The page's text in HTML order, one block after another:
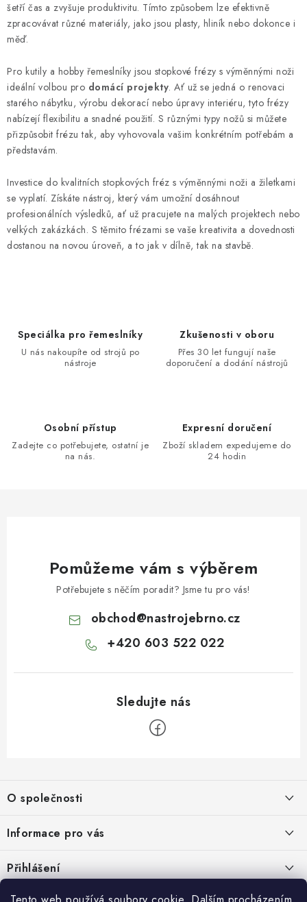
šetří čas a zvyšuje produktivitu. Tímto způsobem lze efektivně
zpracovávat různé materiály, jako jsou plasty, hliník nebo dokonce i
měď.
Pro kutily a hobby řemeslníky jsou stopkové frézy s výměnnými noži
ideální volbou pro domácí projekty. Ať už se jedná o renovaci
starého nábytku, výrobu dekorací nebo úpravy interiéru, tyto frézy
nabízejí flexibilitu a snadné použití. S různými typy nožů si můžete
přizpůsobit frézu tak, aby vyhovovala vašim konkrétním potřebám a
představám.
Investice do kvalitních stopkových fréz s výměnnými noži a žiletkami
se vyplatí. Získáte nástroj, který vám umožní dosáhnout
profesionálních výsledků, ať už pracujete na malých projektech nebo
velkých zakázkách. S těmito frézami se vaše kreativita a dovednosti
dostanou na novou úroveň, a to jak v dílně, tak na stavbě.
Speciálka pro řemeslníky
U nás nakoupíte od strojů po
nástroje
Zkušenosti v oboru
Přes 30 let fungují naše
doporučení a dodání nástrojů
Osobní přístup
Zadejte co potřebujete, ostatní je
na nás.
Expresní doručení
Zboží skladem expedujeme do
24 hodin
Pomůžeme vám s výběrem
Potřebujete s něčím poradit? Jsme tu pro vás!
obchod@nastrojebrno.cz
+420 603 522 022
p
a
O společnosti
O nás
Recenze zákazníků
Informace pro vás
Obchodní podmínky
Přihlášení